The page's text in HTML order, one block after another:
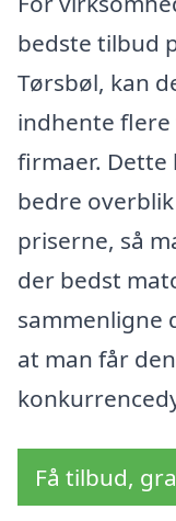
bedste tilbud
Tørsbøl, kan
indhente
firmaer. Dette
bedre
priserne, så
der bedst
sammenligne
at man får
Få tilbud,